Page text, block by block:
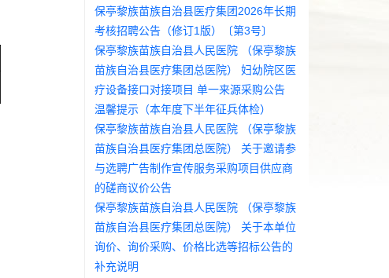
保亭黎族苗族自治县医疗集团2026年长期
考核招聘公告（修订1版）〔第3号〕
保亭黎族苗族自治县人民医院 （保亭黎族
苗族自治县医疗集团总医院） 妇幼院区医
疗设备接口对接项目 单一来源采购公告
温馨提示（本年度下半年征兵体检）
保亭黎族苗族自治县人民医院 （保亭黎族
苗族自治县医疗集团总医院） 关于邀请参
与选聘广告制作宣传服务采购项目供应商
的磋商议价公告
保亭黎族苗族自治县人民医院 （保亭黎族
苗族自治县医疗集团总医院） 关于本单位
询价、询价采购、价格比选等招标公告的
补充说明